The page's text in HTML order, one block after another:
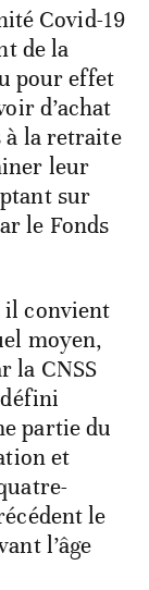
Covid-19
de la
pour effet
d’achat
à la retraite
leur
sur
le Fonds
il convient
moyen,
la CNSS
partie du
et
le
l’âge